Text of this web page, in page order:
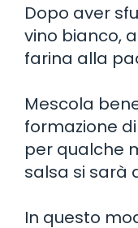
Dopo aver
vino bianco,
farina alla
Mescola
formazione
per qualche
salsa si sarà
In questo